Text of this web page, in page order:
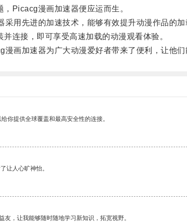
Picacg漫画加速器便应运而生。
先进的加速技术，能够有效提升动漫作品的加
连接，即可享受高速加载的动漫观看体验。
加速器为广大动漫爱好者带来了便利，让他们
你提供全球覆盖和最高安全性的连接。
让人心旷神怡。
友，让我能够随时随地学习新知识，拓宽视野。